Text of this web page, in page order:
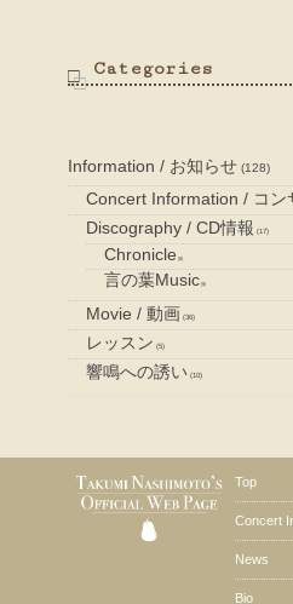
Categories
Information / お知らせ (128)
Concert Information / コン
Discography / CD情報 (17)
Chronicle (8)
言の葉Music (9)
Movie / 動画 (36)
レッスン (5)
響鳴への誘い (10)
Top
Concert
News
Bio